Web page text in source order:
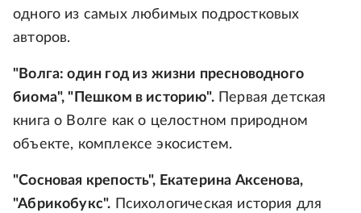
одного из самых любимых подростковых
авторов.
"Волга: один год из жизни пресноводного
биома", "Пешком в историю".Первая детская
книга о Волге как о целостном природном
объекте, комплексе экосистем.
"Сосновая крепость", Екатерина Аксенова,
"Абрикобукс". Психологическая история для